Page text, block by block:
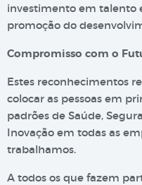
investimento em talento
promoção do
Compromisso com o
Estes reconhecimentos
colocar as pessoas em
padrões de Saúde,
Inovação em todas as
trabalhamos.
A todos os que fazem